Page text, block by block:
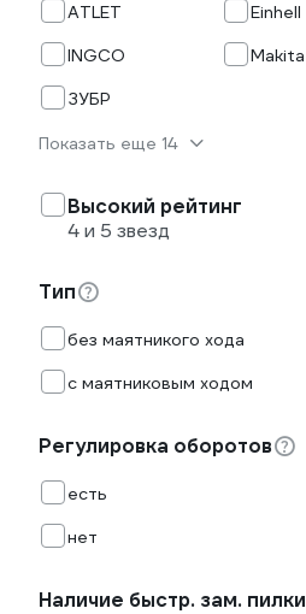
ATLET
Einhell
INGCO
Makita
ЗУБР
Показать еще 14
Высокий рейтинг
4 и 5 звезд
Тип
без маятникого хода
с маятниковым ходом
Регулировка оборотов
есть
нет
Наличие быстр. зам. пилки